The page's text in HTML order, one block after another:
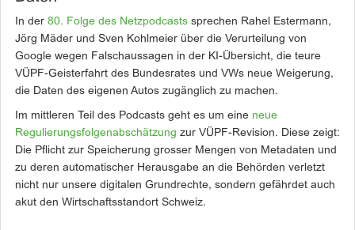
In der 80. Folge des Netzpodcasts sprechen Rahel Estermann,
Jörg Mäder und Sven Kohlmeier über die Verurteilung von
Google wegen Falschaussagen in der KI-Übersicht, die teure
VÜPF-Geisterfahrt des Bundesrates und VWs neue Weigerung,
die Daten des eigenen Autos zugänglich zu machen.
Im mittleren Teil des Podcasts geht es um eine neue
Regulierungsfolgenabschätzung zur VÜPF-Revision. Diese zeigt:
Die Pflicht zur Speicherung grosser Mengen von Metadaten und
zu deren automatischer Herausgabe an die Behörden verletzt
nicht nur unsere digitalen Grundrechte, sondern gefährdet auch
akut den Wirtschaftsstandort Schweiz.